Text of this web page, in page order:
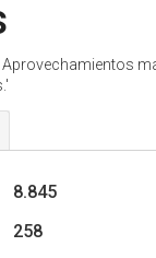
Aprovechamientos
8.845
258